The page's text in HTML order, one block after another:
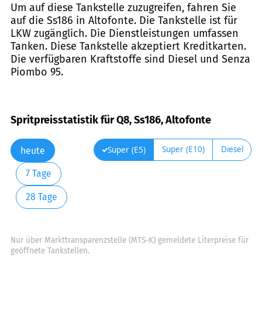
Um auf diese Tankstelle zuzugreifen, fahren Sie
auf die Ss186 in Altofonte. Die Tankstelle ist für
LKW zugänglich. Die Dienstleistungen umfassen
Tanken. Diese Tankstelle akzeptiert Kreditkarten.
Die verfügbaren Kraftstoffe sind Diesel und Senza
Piombo 95.
Spritpreisstatistik für Q8, Ss186, Altofonte
heute
7 Tage
28 Tage
Super (E5) Super (E10) Diesel
Nur über Markttransparenzstelle (MTS-K) gemeldete Literpreise für
geöffnete Tankstellen.